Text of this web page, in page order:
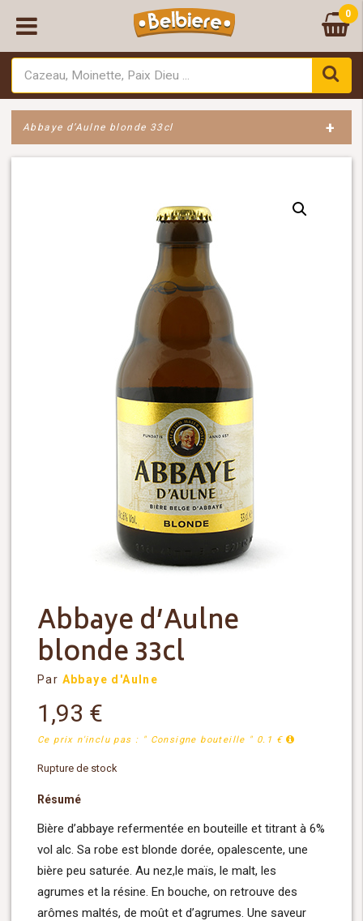
0
Abbaye d’Aulne blonde 33cl +
Abbaye d’Aulne
blonde 33cl
Par Abbaye d'Aulne
1,93 €
Ce prix n'inclu pas : " Consigne bouteille " 0.1 €
Rupture de stock
Résumé
Bière d’abbaye refermentée en bouteille et titrant à 6%
vol alc. Sa robe est blonde dorée, opalescente, une
bière peu saturée. Au nez,le maïs, le malt, les
agrumes et la résine. En bouche, on retrouve des
arômes maltés, de moût et d’agrumes. Une saveur